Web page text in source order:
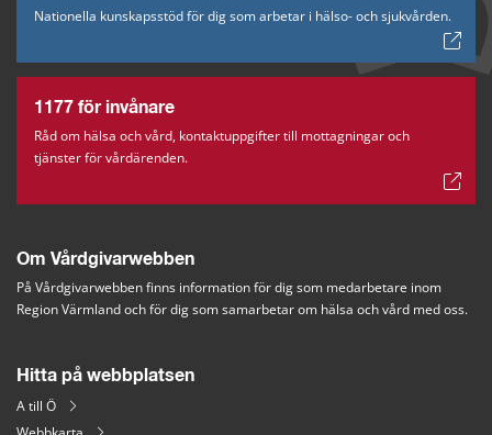
Nationella kunskapsstöd för dig som arbetar i hälso- och sjukvården.
1177 för invånare
Råd om hälsa och vård, kontaktuppgifter till mottagningar och
tjänster för vårdärenden.
Om Vårdgivarwebben
På Vårdgivarwebben finns information för dig som medarbetare inom
Region Värmland och för dig som samarbetar om hälsa och vård med oss.
Hitta på webbplatsen
A till Ö